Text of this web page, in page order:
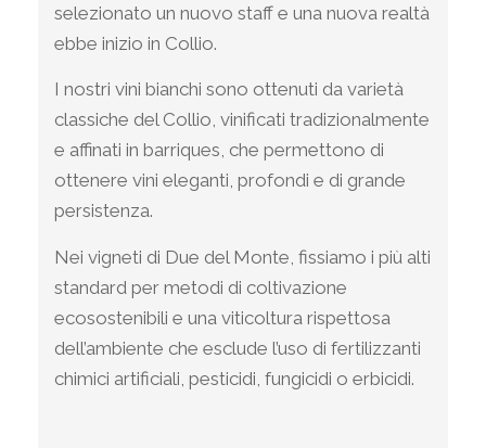
selezionato un nuovo staff e una nuova realtà
ebbe inizio in Collio.
I nostri vini bianchi sono ottenuti da varietà
classiche del Collio, vinificati tradizionalmente
e affinati in barriques, che permettono di
ottenere vini eleganti, profondi e di grande
persistenza.
Nei vigneti di Due del Monte, fissiamo i più alti
standard per metodi di coltivazione
ecosostenibili e una viticoltura rispettosa
dell’ambiente che esclude l’uso di fertilizzanti
chimici artificiali, pesticidi, fungicidi o erbicidi.